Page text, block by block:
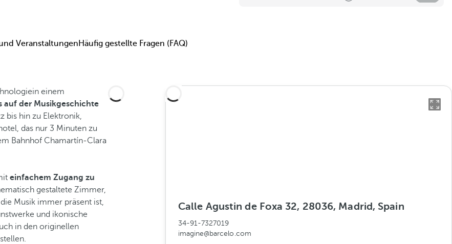
Veranstaltungen Häufig gestellte Fragen (FAQ)
einem
auf der Musikgeschichte
bis hin zu Elektronik,
das nur 3 Minuten zu
Bahnhof Chamartín-Clara
einfachem Zugang zu
gestaltete Zimmer,
Musik immer präsent ist,
und ikonische
in den originellen
Calle Agustin de Foxa 32, 28036, Madrid, Spain
34-91-7327019
imagine@barcelo.com